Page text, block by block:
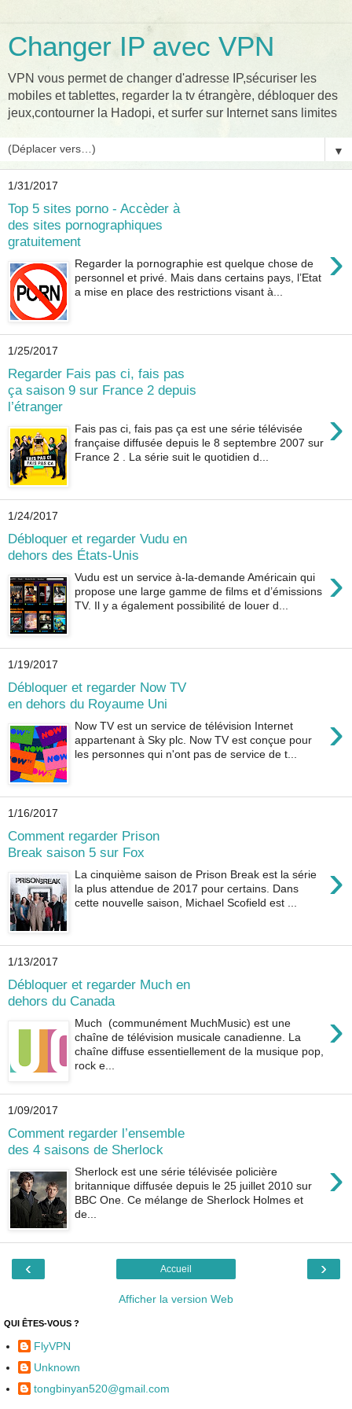
Changer IP avec VPN
VPN vous permet de changer d'adresse IP,sécuriser les
mobiles et tablettes, regarder la tv étrangère, débloquer des
jeux,contourner la Hadopi, et surfer sur Internet sans limites
▼
1/31/2017
Top 5 sites porno - Accèder à
des sites pornographiques
gratuitement
›
Regarder la pornographie est quelque chose de
personnel et privé. Mais dans certains pays, l’Etat
a mise en place des restrictions visant à...
1/25/2017
Regarder Fais pas ci, fais pas
ça saison 9 sur France 2 depuis
l’étranger
›
Fais pas ci, fais pas ça est une série télévisée
française diffusée depuis le 8 septembre 2007 sur
France 2 . La série suit le quotidien d...
1/24/2017
Débloquer et regarder Vudu en
dehors des États-Unis
›
Vudu est un service à-la-demande Américain qui
propose une large gamme de films et d’émissions
TV. Il y a également possibilité de louer d...
1/19/2017
Débloquer et regarder Now TV
en dehors du Royaume Uni
›
Now TV est un service de télévision Internet
appartenant à Sky plc. Now TV est conçue pour
les personnes qui n'ont pas de service de t...
1/16/2017
Comment regarder Prison
Break saison 5 sur Fox
›
La cinquième saison de Prison Break est la série
la plus attendue de 2017 pour certains. Dans
cette nouvelle saison, Michael Scofield est ...
1/13/2017
Débloquer et regarder Much en
dehors du Canada
›
Much (communément MuchMusic) est une
chaîne de télévision musicale canadienne. La
chaîne diffuse essentiellement de la musique pop,
rock e...
1/09/2017
Comment regarder l’ensemble
des 4 saisons de Sherlock
›
Sherlock est une série télévisée policière
britannique diffusée depuis le 25 juillet 2010 sur
BBC One. Ce mélange de Sherlock Holmes et
de...
‹ ›
Accueil
Afficher la version Web
QUI ÊTES-VOUS ?
FlyVPN
Unknown
tongbinyan520@gmail.com